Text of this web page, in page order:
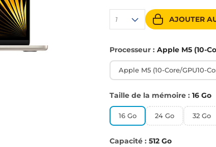
1 AJOUTER
Processeur : Apple M5 (10-
Apple M5 (10-Core/GPU10-
Taille de la mémoire : 16 Go
16 Go 24 Go 32 Go
Capacité : 512 Go